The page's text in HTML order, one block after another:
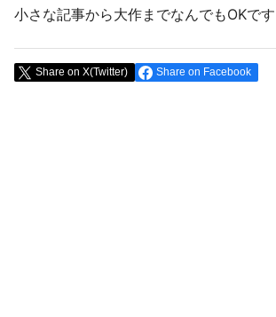
小さな記事から大作までなんでもOKです
Share on X(Twitter) Share on Facebook